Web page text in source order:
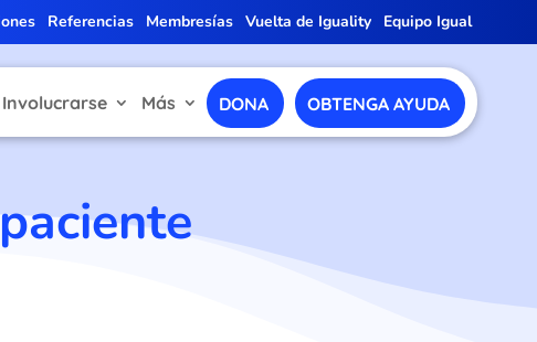
Referencias Membresías Vuelta de Iguality Equipo Igual
Involucrarse Más DONA OBTENGA AYUDA